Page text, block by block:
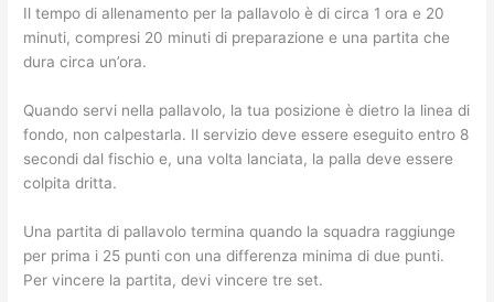
Il tempo di allenamento per la pallavolo è di circa 1 ora e 20
minuti, compresi 20 minuti di preparazione e una partita che
dura circa un’ora.
Quando servi nella pallavolo, la tua posizione è dietro la linea di
fondo, non calpestarla. Il servizio deve essere eseguito entro 8
secondi dal fischio e, una volta lanciata, la palla deve essere
colpita dritta.
Una partita di pallavolo termina quando la squadra raggiunge
per prima i 25 punti con una differenza minima di due punti.
Per vincere la partita, devi vincere tre set.